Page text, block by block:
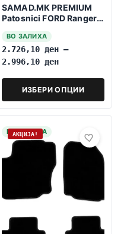
SAMAD.MK PREMIUM
Patosnici FORD Ranger
ВО ЗАЛИХА
2.726,10 ден –
2.996,10 ден
ИЗБЕРИ ОПЦИИ
НА ЗАЛИХА
АКЦИЈА!